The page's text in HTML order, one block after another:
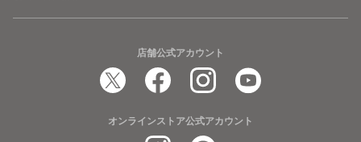
店舗公式アカウント
オンラインストア公式アカウント